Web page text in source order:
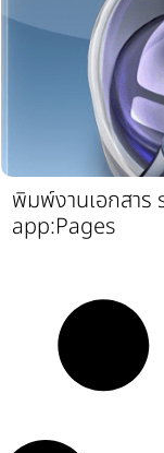
พิมพ์งานเอกสาร
app:Pages